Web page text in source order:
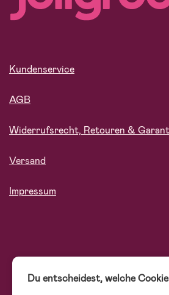
Kundenservice
AGB
Widerrufsrecht, Retouren &
Versand
Impressum
Du entscheidest, welche